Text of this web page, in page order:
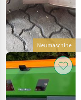
Neumaschine